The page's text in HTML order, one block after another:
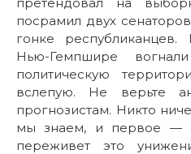
посрамил двух
гонке
Нью-Гемпшире
политическую
вслепую. Не верьте
прогнозистам. Никто
мы знаем, и первое —
переживет это